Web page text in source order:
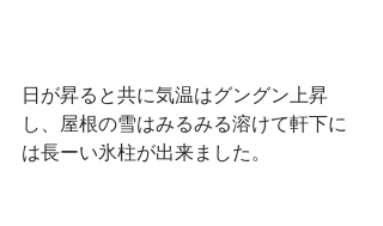
日が昇ると共に気温はグングン上昇
し、屋根の雪はみるみる溶けて軒下に
は長ーい氷柱が出来ました。